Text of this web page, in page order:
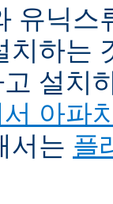
유닉스
치하는
설치
아파
서는 플